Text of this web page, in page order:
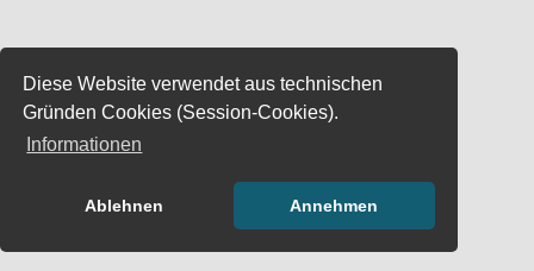
Diese Website verwendet aus technischen
Gründen Cookies (Session-Cookies).
Informationen
Ablehnen Annehmen